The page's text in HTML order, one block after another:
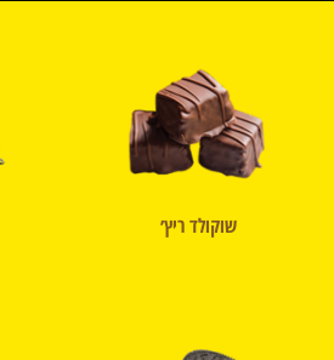
שוקולד ריץ׳